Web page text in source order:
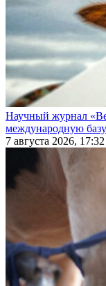
Научный журнал
международную
7 августа 2026, 17:32